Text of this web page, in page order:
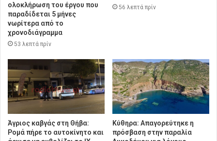
ολοκλήρωση του έργου που
παραδίδεται 5 μήνες
νωρίτερα από το
χρονοδιάγραμμα
53 λεπτά πρίν
56 λεπτά πρίν
Άγριος καβγάς στη Θήβα:
Ρομά πήρε το αυτοκίνητο και
Κύθηρα: Απαγορεύτηκε η
πρόσβαση στην παραλία